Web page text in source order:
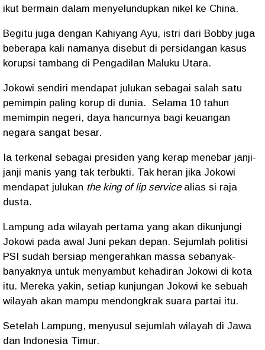
ikut bermain dalam menyelundupkan nikel ke China.
Begitu juga dengan Kahiyang Ayu, istri dari Bobby juga
beberapa kali namanya disebut di persidangan kasus
korupsi tambang di Pengadilan Maluku Utara.
Jokowi sendiri mendapat julukan sebagai salah satu
pemimpin paling korup di dunia. Selama 10 tahun
memimpin negeri, daya hancurnya bagi keuangan
negara sangat besar.
Ia terkenal sebagai presiden yang kerap menebar janji-
janji manis yang tak terbukti. Tak heran jika Jokowi
mendapat julukan the king of lip servicealias si raja
dusta.
Lampung ada wilayah pertama yang akan dikunjungi
Jokowi pada awal Juni pekan depan. Sejumlah politisi
PSI sudah bersiap mengerahkan massa sebanyak-
banyaknya untuk menyambut kehadiran Jokowi di kota
itu. Mereka yakin, setiap kunjungan Jokowi ke sebuah
wilayah akan mampu mendongkrak suara partai itu.
Setelah Lampung, menyusul sejumlah wilayah di Jawa
dan Indonesia Timur.